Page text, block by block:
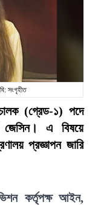
সংগৃহীত
(গ্রেড-১) পদে
জেসিন। এ বিষয়ে
প্রজ্ঞাপন জারি
কর্তৃপক্ষ আইন,